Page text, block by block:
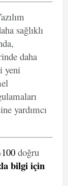
sağlıklı
daha
yeni
yardımcı
doğru
bilgi için